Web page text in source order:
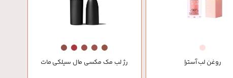
روغن لب آسترا رژ لب مک مکسی‌ مال سیلکی مات